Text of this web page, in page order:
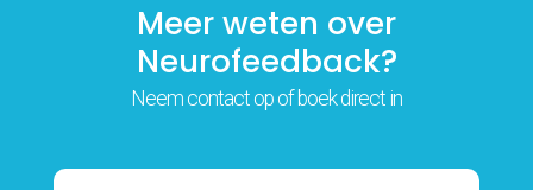
Meer weten over
Neurofeedback?
Neem contact op of boek direct in